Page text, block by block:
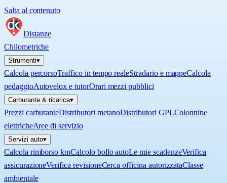
Salta al contenuto
Distanze
Chilometriche
Strumenti▾
Calcola percorsoTraffico in tempo realeStradario e mappeCalcola
pedaggioAutovelox e tutorOrari mezzi pubblici
Carburante & ricarica▾
Prezzi carburanteDistributori metanoDistributori GPLColonnine
elettricheAree di servizio
Servizi auto▾
Calcola rimborso kmCalcolo bollo autoLe mie scadenzeVerifica
assicurazioneVerifica revisioneCerca officina autorizzataClasse
ambientale